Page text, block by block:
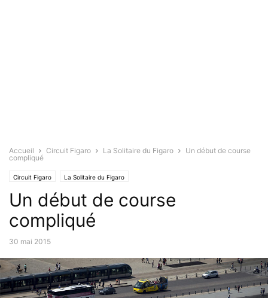
Accueil Circuit Figaro La Solitaire du Figaro
Un début de course
compliqué
Circuit Figaro La Solitaire du Figaro
Un début de course
compliqué
30 mai 2015